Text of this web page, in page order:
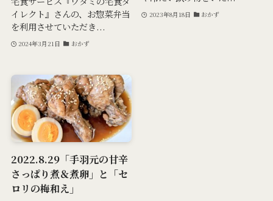
イレクト』さんの、お惣菜弁当
を利用させていただき...
2024年3月21日 おかず
2023年8月18日 おかず
2022.8.29「手羽元の甘辛
さっぱり煮＆煮卵」と「セ
ロリの梅和え」